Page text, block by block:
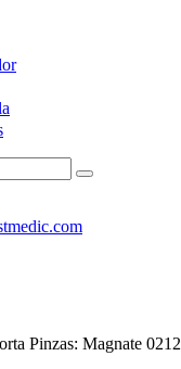
Pinzas: Magnate 0212